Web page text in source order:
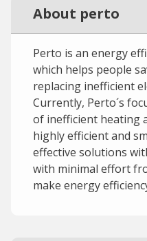
About perto
Perto is an energy
which helps people
replacing inefficient
Currently, Perto´s
of inefficient heating
highly efficient and
effective solutions
with minimal effort
make energy